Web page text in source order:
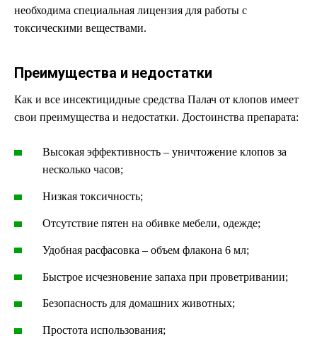
необходима специальная лицензия для работы с
токсическими веществами.
Преимущества и недостатки
Как и все инсектицидные средства Палач от клопов имеет
свои преимущества и недостатки. Достоинства препарата:
Высокая эффективность – уничтожение клопов за
несколько часов;
Низкая токсичность;
Отсутствие пятен на обивке мебели, одежде;
Удобная расфасовка – объем флакона 6 мл;
Быстрое исчезновение запаха при проветривании;
Безопасность для домашних животных;
Простота использования;